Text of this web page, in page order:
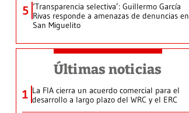
5 ‘Transparencia selectiva’: Guillermo García
Rivas responde a amenazas de denuncias en
San Miguelito
Últimas noticias
1 La FIA cierra un acuerdo comercial para el
desarrollo a largo plazo del WRC y el ERC